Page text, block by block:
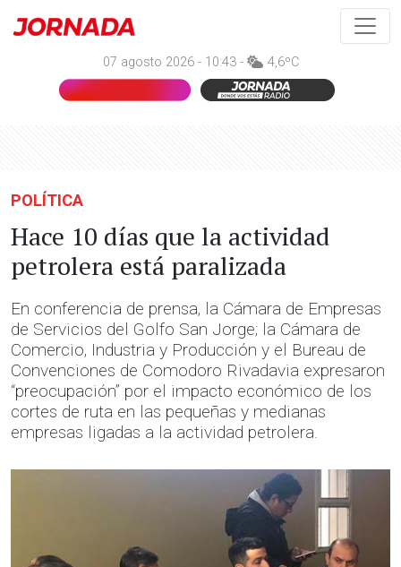
07 agosto 2026 - 10:43 - 4,6ºC
POLÍTICA
Hace 10 días que la actividad
petrolera está paralizada
En conferencia de prensa, la Cámara de Empresas
de Servicios del Golfo San Jorge; la Cámara de
Comercio, Industria y Producción y el Bureau de
Convenciones de Comodoro Rivadavia expresaron
“preocupación” por el impacto económico de los
cortes de ruta en las pequeñas y medianas
empresas ligadas a la actividad petrolera.